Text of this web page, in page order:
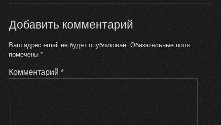
Добавить комментарий
Ваш адрес email не будет опубликован. Обязательные поля
помечены *
Комментарий *